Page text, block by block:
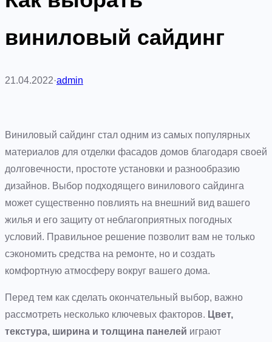
виниловый сайдинг
21.04.2022·admin
Виниловый сайдинг стал одним из самых популярных
материалов для отделки фасадов домов благодаря своей
долговечности, простоте установки и разнообразию
дизайнов. Выбор подходящего винилового сайдинга
может существенно повлиять на внешний вид вашего
жилья и его защиту от неблагоприятных погодных
условий. Правильное решение позволит вам не только
сэкономить средства на ремонте, но и создать
комфортную атмосферу вокруг вашего дома.
Перед тем как сделать окончательный выбор, важно
рассмотреть несколько ключевых факторов. Цвет,
текстура, ширина и толщина панелей играют